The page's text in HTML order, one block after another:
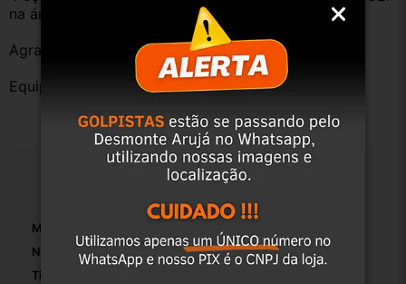
na área de perguntas para realizar cotação
Agradecemos a preferência!
Equipe DESMONTE ARUJÁ.
Especificações
Marca:
Número De Peça:
Tipo De Veículo: